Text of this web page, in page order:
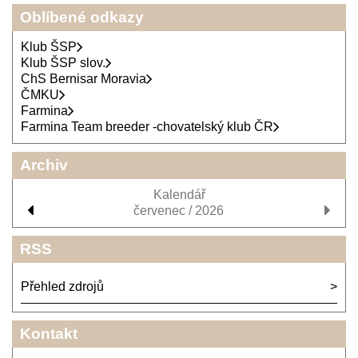
Oblíbené odkazy
Klub ŠSP
Klub ŠSP slov.
ChS Bernisar Moravia
ČMKU
Farmina
Farmina Team breeder -chovatelský klub ČR
Archiv
Kalendář
červenec / 2026
RSS
Přehled zdrojů
Kontakt